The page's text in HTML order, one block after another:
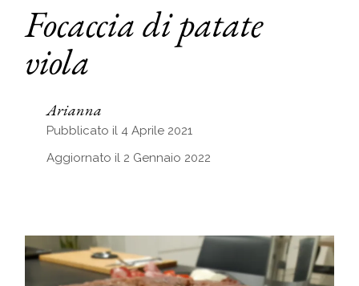
Focaccia di patate
viola
Arianna
Pubblicato il 4 Aprile 2021
Aggiornato il 2 Gennaio 2022